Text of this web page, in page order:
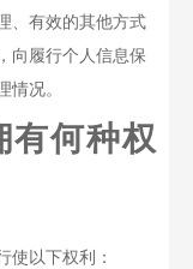
、有效的其他方式
向履行个人信息保
情况。
有何种权
使以下权利：